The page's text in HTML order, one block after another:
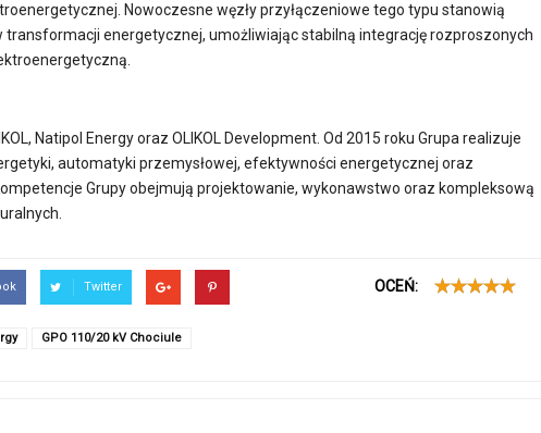
Nowoczesne węzły przyłączeniowe tego typu stanowią
energetycznej, umożliwiając stabilną integrację rozproszonych
Natipol Energy oraz OLIKOL Development. Od 2015 roku Grupa realizuje
automatyki przemysłowej, efektywności energetycznej oraz
Grupy obejmują projektowanie, wykonawstwo oraz kompleksową
Twitter OCEŃ:
GPO 110/20 kV Chociule